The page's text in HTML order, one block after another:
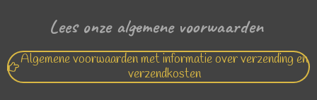
Lees onze algemene voorwaarden
Algemene voorwaarden met informatie over verzending en
verzendkosten